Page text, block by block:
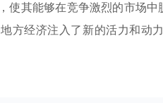
使其能够在竞争激烈的市场
方经济注入了新的活力和动